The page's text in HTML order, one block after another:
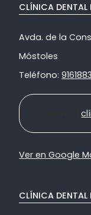
CLÍNICA DENTAL
Avda. de la
Móstoles
Teléfono:
Ir a nuestra
Ver en Google
CLÍNICA